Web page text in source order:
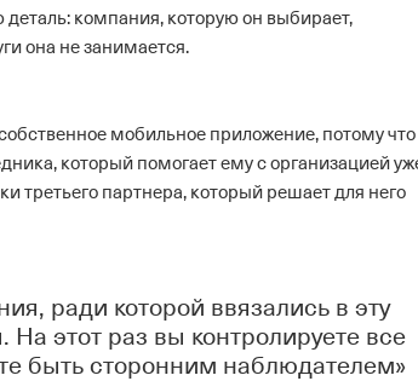
компания, которую он выбирает,
она не занимается.
мобильное приложение, потому что
который помогает ему с организацией
третьего партнера, который решает для него
ради которой ввязались в эту
этот раз вы контролируете все
быть сторонним наблюдателем»